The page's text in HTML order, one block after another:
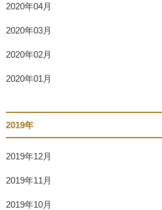
2020年04月
2020年03月
2020年02月
2020年01月
2019年
2019年12月
2019年11月
2019年10月